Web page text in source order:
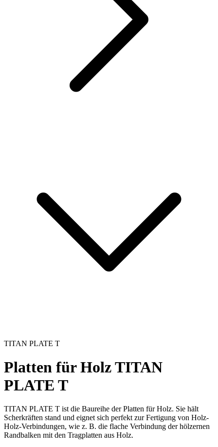
TITAN PLATE T
Platten für HolzTITAN
PLATE T
TITAN PLATE T ist die Baureihe derPlatten für Holz. Sie hält
Scherkräften stand und eignet sich perfekt zur Fertigung von Holz-
Holz-Verbindungen, wie z. B. die flache Verbindung der hölzernen
Randbalken mit den Tragplatten aus Holz.